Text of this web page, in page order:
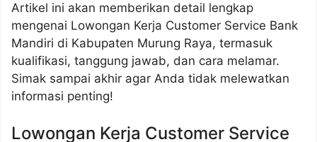
Artikel ini akan memberikan detail lengkap
mengenai Lowongan Kerja Customer Service Bank
Mandiri di Kabupaten Murung Raya, termasuk
kualifikasi, tanggung jawab, dan cara melamar.
Simak sampai akhir agar Anda tidak melewatkan
informasi penting!
Lowongan Kerja Customer Service